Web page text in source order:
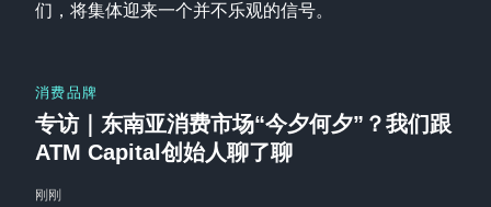
们，将集体迎来一个并不乐观的信号。
消费品牌
专访｜东南亚消费市场“今夕何夕”？我们跟
ATM Capital创始人聊了聊
刚刚